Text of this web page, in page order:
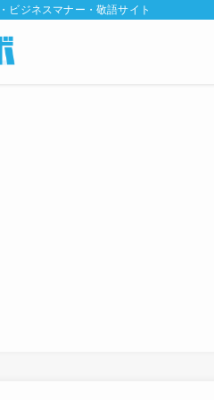
ビジネスマナー・敬語サイト